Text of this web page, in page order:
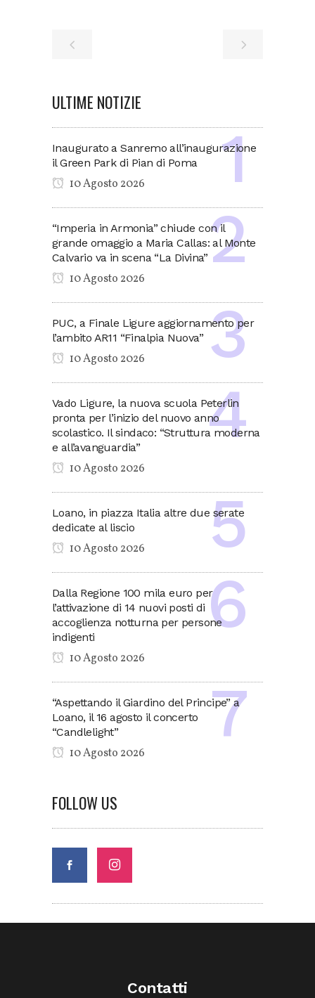
ULTIME NOTIZIE
Inaugurato a Sanremo all’inaugurazione
il Green Park di Pian di Poma
10 Agosto 2026
“Imperia in Armonia” chiude con il
grande omaggio a Maria Callas: al Monte
Calvario va in scena “La Divina”
10 Agosto 2026
PUC, a Finale Ligure aggiornamento per
l’ambito AR11 “Finalpia Nuova”
10 Agosto 2026
Vado Ligure, la nuova scuola Peterlin
pronta per l’inizio del nuovo anno
scolastico. Il sindaco: “Struttura moderna
e all’avanguardia”
10 Agosto 2026
Loano, in piazza Italia altre due serate
dedicate al liscio
10 Agosto 2026
Dalla Regione 100 mila euro per
l’attivazione di 14 nuovi posti di
accoglienza notturna per persone
indigenti
10 Agosto 2026
“Aspettando il Giardino del Principe” a
Loano, il 16 agosto il concerto
“Candlelight”
10 Agosto 2026
FOLLOW US
Contatti